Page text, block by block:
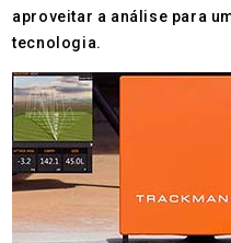
aproveitar a análise para
tecnologia.